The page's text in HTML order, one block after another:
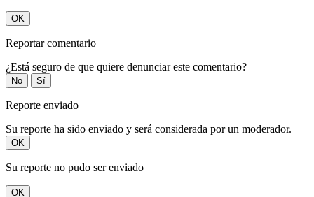
OK
Reportar comentario
¿Está seguro de que quiere denunciar este comentario?
No Sí
Reporte enviado
Su reporte ha sido enviado y será considerada por un moderador.
OK
Su reporte no pudo ser enviado
OK